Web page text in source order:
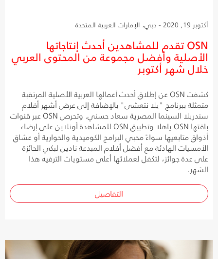
أكتوبر 19, 2020 - دبي، الإمارات العربية المتحدة
OSN تقدم للمشاهدين أحدث إنتاجاتها
الأصلية وأفضل مجموعة من المحتوى العربي
خلال شهر أكتوبر
كشفت OSN عن إطلاق أحدث أعمالها العربية الأصلية المرتقبة
متمثلة ببرنامج "يلا نتعشى" بالإضافة إلى عرض أشهر أفلام
سندريلا السينما المصرية سعاد حسني. وتحرص OSN عبر قنوات
باقتها OSN ياهلا وتطبيق OSN للمشاهدة أونلاين على إرضاء
أذواق متابعيها سواءً محبي البرامج الكوميدية والحوارية أو عشاق
الأمسيات الهادئة مع أفضل أفلام المبدعة نادين لبكي الحائزة
على عدة جوائز، لتكفل لعملائها أعلى مستويات الترفيه هذا
الشهر.
التفاصيل